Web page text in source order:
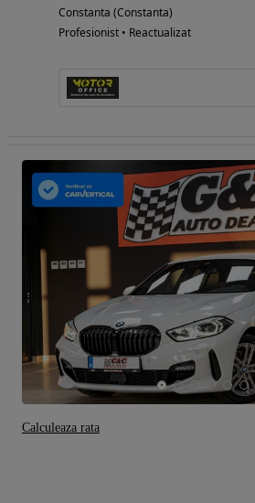
Constanta (Constanta)
Profesionist • Reactualizat
Calculeaza rata